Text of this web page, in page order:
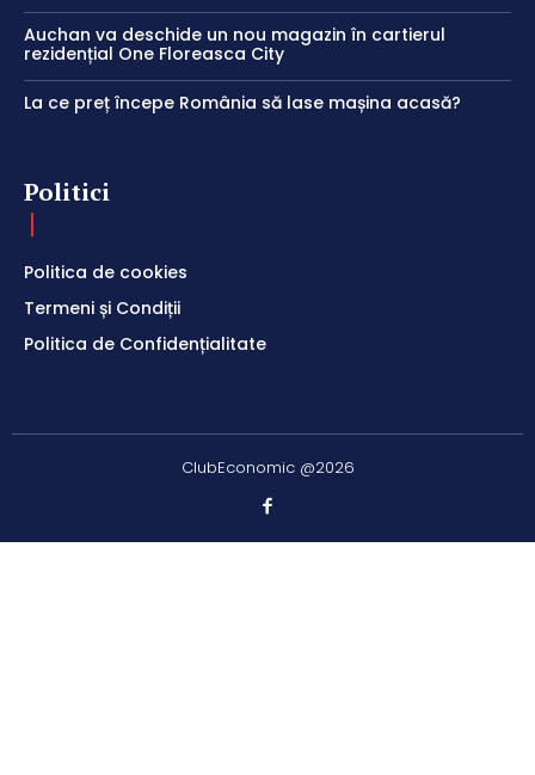
Auchan va deschide un nou magazin în cartierul
rezidențial One Floreasca City
La ce preț începe România să lase mașina acasă?
Politici
Politica de cookies
Termeni și Condiții
Politica de Confidențialitate
ClubEconomic @2026